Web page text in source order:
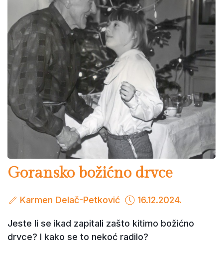
Goransko božićno drvce
Karmen Delač-Petković 16.12.2024.
Jeste li se ikad zapitali zašto kitimo božićno
drvce? I kako se to nekoć radilo?